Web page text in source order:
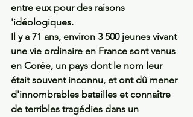
entre eux pour des raisons
'idéologiques.
Il y a 71 ans, environ 3 500 jeunes vivant
une vie ordinaire en France sont venus
en Corée, un pays dont le nom leur
était souvent inconnu, et ont dû mener
d'innombrables batailles et connaître
de terribles tragédies dans un